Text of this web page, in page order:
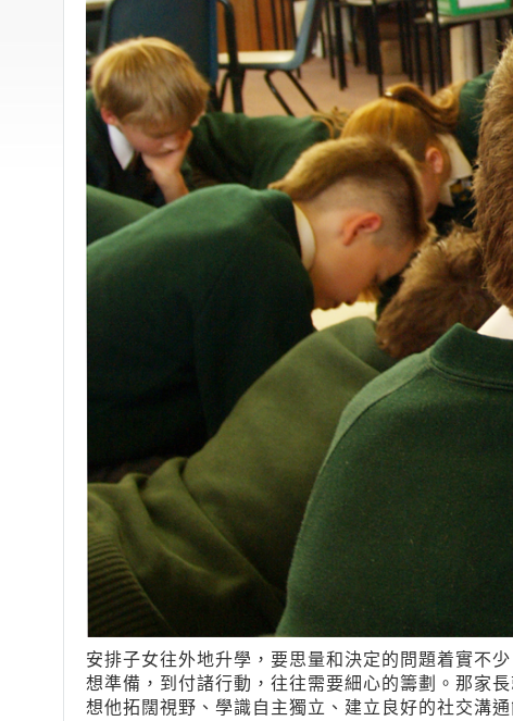
安排子女往外地升學，要思量和決定的問題着實不
想準備，到付諸行動，往往需要細心的籌劃。那家
想他拓闊視野、學識自主獨立、建立良好的社交溝